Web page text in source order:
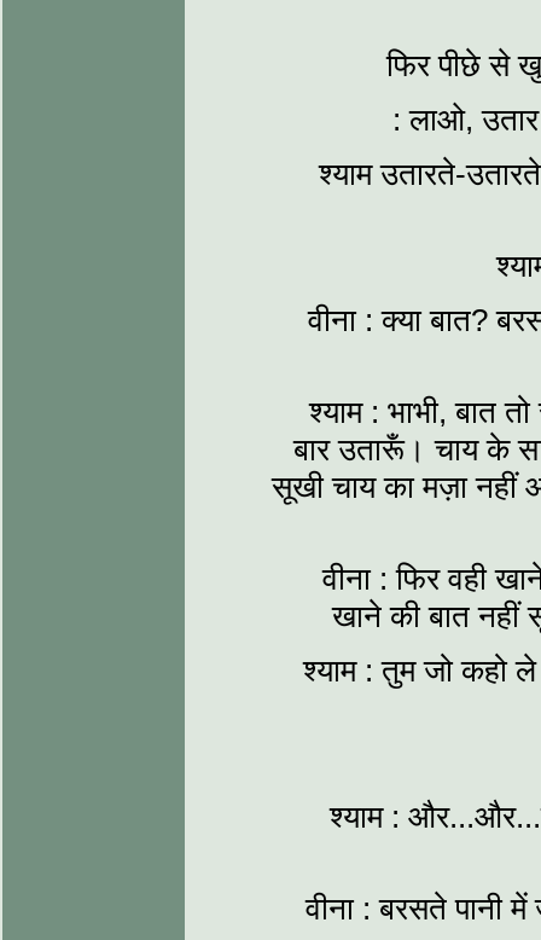
फिर पीछे से
: लाओ,
श्याम उतारते-
वीना : क्या बात?
श्याम : भाभी, बात
बार उतारूँ। चाय के
सूखी चाय का मज़ा नहीं
वीना : फिर वही
खाने की बात
श्याम : तुम जो कहो
श्याम :
वीना : बरसते पानी